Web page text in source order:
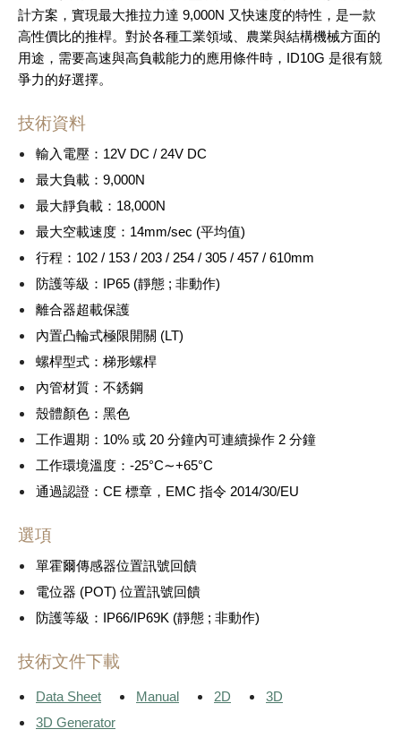
計方案，實現最大推拉力達 9,000N 又快速度的特性，是一款
高性價比的推桿。對於各種工業領域、農業與結構機械方面的
用途，需要高速與高負載能力的應用條件時，ID10G 是很有競
爭力的好選擇。
技術資料
輸入電壓：12V DC / 24V DC
最大負載：9,000N
最大靜負載：18,000N
最大空載速度：14mm/sec (平均值)
行程：102 / 153 / 203 / 254 / 305 / 457 / 610mm
防護等級：IP65 (靜態 ; 非動作)
離合器超載保護
內置凸輪式極限開關 (LT)
螺桿型式：梯形螺桿
內管材質：不銹鋼
殼體顏色：黑色
工作週期：10% 或 20 分鐘內可連續操作 2 分鐘
工作環境溫度：-25°C∼+65°C
通過認證：CE 標章，EMC 指令 2014/30/EU
選項
單霍爾傳感器位置訊號回饋
電位器 (POT) 位置訊號回饋
防護等級：IP66/IP69K (靜態 ; 非動作)
技術文件下載
Data Sheet Manual 2D
3D
3D Generator